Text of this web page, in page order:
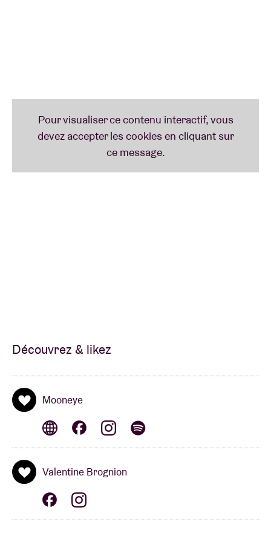
Découvrez & likez
Mooneye
Valentine Brognion